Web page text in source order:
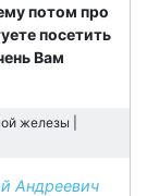
потом про
посетить
Вам
железы |
Андреевич